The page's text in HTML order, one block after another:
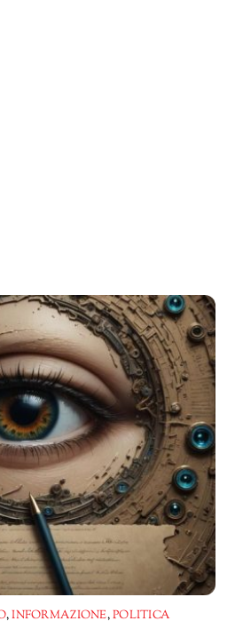
,INFORMAZIONE,POLITICA